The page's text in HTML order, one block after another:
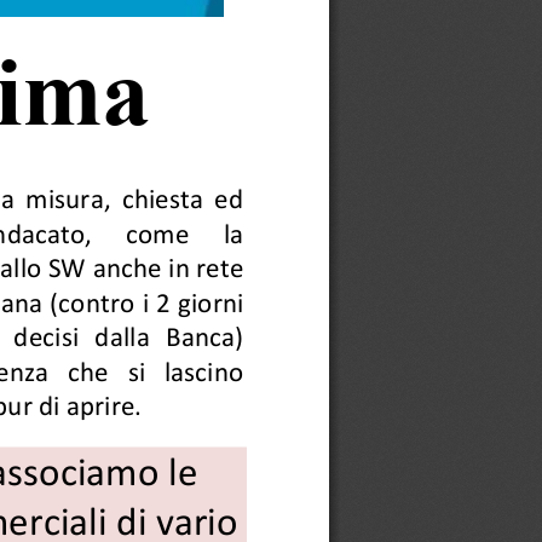
misura,  chiesta  ed
come
la
SW anche in rete
(contro i 2 giorni
dalla  Banca)
che   si   lascino
di aprire.
le
di vario